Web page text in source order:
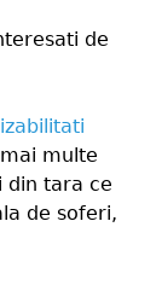
de
multe
din tara ce
de soferi,